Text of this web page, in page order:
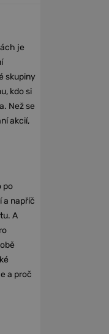
je
skupiny
kdo si
Než se
akcií,
po
a napříč
A
a proč